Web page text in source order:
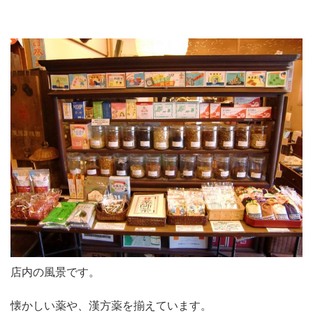
店内の風景です。
懐かしい薬や、漢方薬を揃えています。